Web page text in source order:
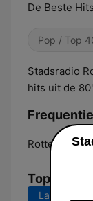
De Beste
Pop / Top
Stadsradio
hits uit de
Rotterdam:
Top
Laatste 7